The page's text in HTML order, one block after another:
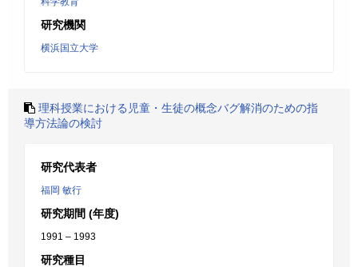
研究機関
横浜国立大学
理科授業における児童・生徒の概念バグ解消のための指
導方法論の検討
研究代表者
福岡 敏行
研究期間 (年度)
1991 – 1993
研究種目